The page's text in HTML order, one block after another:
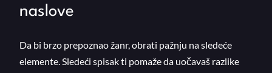
naslove
Da bi brzo prepoznao žanr, obrati pažnju na sledeće
elemente. Sledeći spisak ti pomaže da uočavaš razlike